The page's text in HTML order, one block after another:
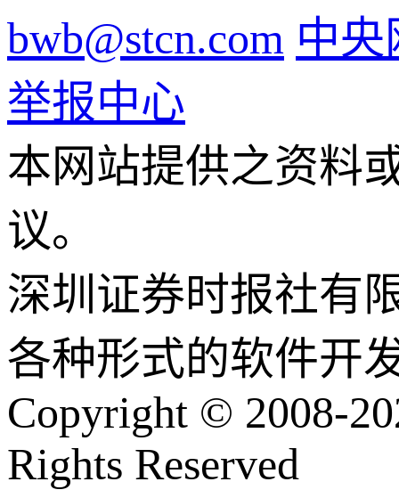
bwb@stcn.com 中
举报中心
本网站提供之资料
议。
深圳证券时报社有
各种形式的软件开
Copyright © 2008-
Rights Reserved